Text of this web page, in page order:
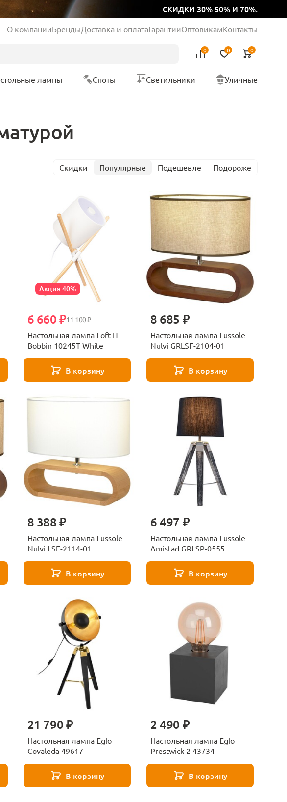
СКИДКИ 30% 50% И 70%.
О компанииБрендыДоставка и оплатаГарантииОптовикамКонтакты
0 0 0
лампы Споты Светильники Уличные
Скидки Популярные Подешевле Подороже
Акция 40%
11 100 ₽
6 660 ₽
Настольная лампа Loft IT
Bobbin 10245T White
В корзину
8 685 ₽
Настольная лампа Lussole
Nulvi GRLSF-2104-01
В корзину
8 388 ₽
Настольная лампа Lussole
Nulvi LSF-2114-01
В корзину
6 497 ₽
Настольная лампа Lussole
Amistad GRLSP-0555
В корзину
21 790 ₽
Настольная лампа Eglo
Covaleda 49617
В корзину
2 490 ₽
Настольная лампа Eglo
Prestwick 2 43734
В корзину